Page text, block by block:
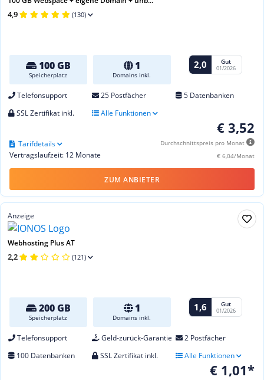
4,9 (130)
100 GB
Speicherplatz
1
Domains inkl.
2,0 Gut
01/2026
Telefonsupport 25 Postfächer
5 Datenbanken
SSL Zertifikat inkl.
Alle Funktionen
€ 3,52
Durchschnittspreis pro Monat
€ 6,04/Monat
Vertragslaufzeit: 12 Monate
Tarifdetails
ZUM ANBIETER
Anzeige
Webhosting Plus AT
2,2 (121)
200 GB
Speicherplatz
1
Domains inkl.
1,6 Gut
01/2026
Telefonsupport Geld-zurück-Garantie
2 Postfächer
100 Datenbanken
SSL Zertifikat inkl. Alle Funktionen
€ 1,01*